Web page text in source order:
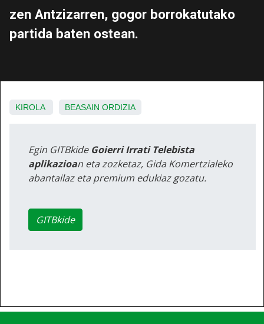
zen Antzizarren, gogor borrokatutako
partida baten ostean.
KIROLA BEASAIN ORDIZIA
Egin GITBkide Goierri Irrati Telebista
aplikazioan eta zozketaz, Gida Komertzialeko
abantailaz eta premium edukiaz gozatu.
GITBkide